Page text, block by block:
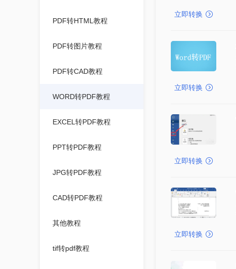
PDF转HTML教程
PDF转图片教程
PDF转CAD教程
WORD转PDF教程
EXCEL转PDF教程
PPT转PDF教程
JPG转PDF教程
CAD转PDF教程
其他教程
tif转pdf教程
立即转换
立即转换
立即转换
立即转换